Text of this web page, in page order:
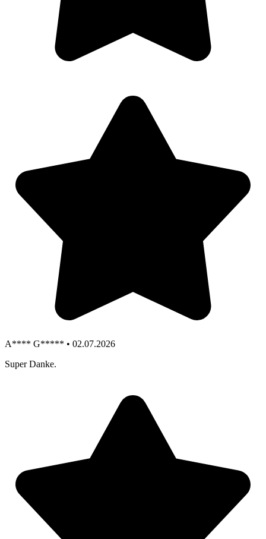
A**** G***** • 02.07.2026
Super Danke.